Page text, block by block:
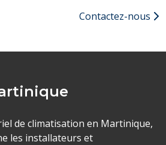
Contactez-nous
de climatisation en Martinique,
les installateurs et